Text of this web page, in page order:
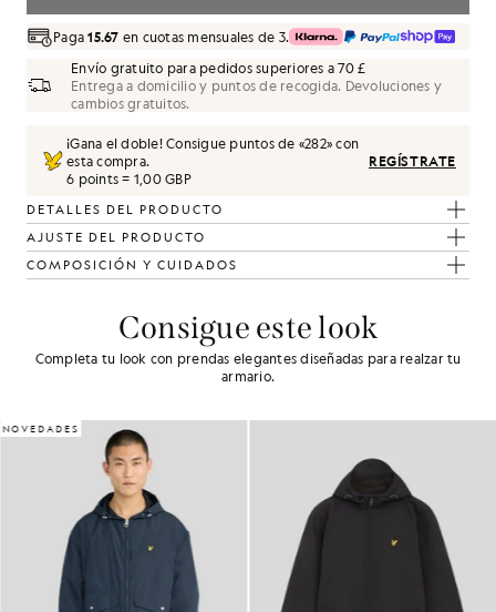
Paga15.67 en cuotas mensuales de 3.
Envío gratuito para pedidos superiores a 70 £
Entrega a domicilio y puntos de recogida. Devoluciones y
cambios gratuitos.
¡Gana el doble! Consigue puntos de «282» con
esta compra.
6 points = 1,00 GBP
REGÍSTRATE
DETALLES DEL PRODUCTO
AJUSTE DEL PRODUCTO
COMPOSICIÓN Y CUIDADOS
Consigue este look
Completa tu look con prendas elegantes diseñadas para realzar tu
armario.
NOVEDADES